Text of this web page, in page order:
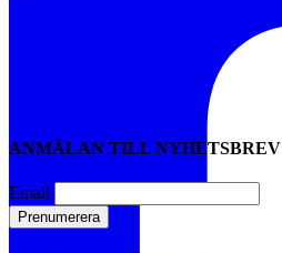
ANMÄLAN TILL NYHETSBREV
Email